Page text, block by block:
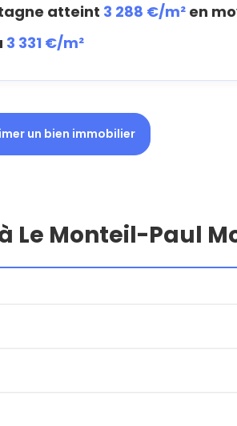
atteint 3 288 €/m² en
3 331 €/m²
un bien immobilier
Le Monteil-Paul